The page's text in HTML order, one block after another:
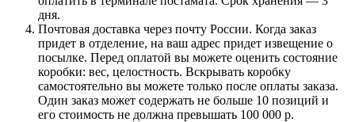
дня.
Почтовая доставка через почту России. Когда заказ
придет в отделение, на ваш адрес придет извещение о
посылке. Перед оплатой вы можете оценить состояние
коробки: вес, целостность. Вскрывать коробку
самостоятельно вы можете только после оплаты заказа.
Один заказ может содержать не больше 10 позиций и
его стоимость не должна превышать 100 000 р.